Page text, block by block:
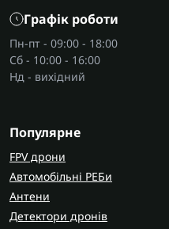
Графік роботи
Пн-пт - 09:00 - 18:00
Сб - 10:00 - 16:00
Нд - вихідний
Популярне
FPV дрони
Автомобільні РЕБи
Антени
Детектори дронів